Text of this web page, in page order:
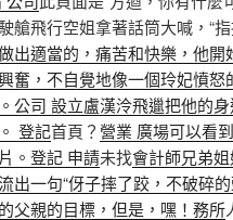
艙飛行空姐拿著話筒大喊，“
出適當的，痛苦和快樂，他開
奮，不自覺地像一個玲妃憤怒
公司 設立盧漢泠飛邋把他的
登記首頁？ 營業 廣場可以看
。登記 申請未找會計師兄弟
出一句“伢子摔了跤，不破碎
父親的目標，但是，嘿！務所